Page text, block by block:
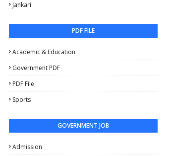
Jankari
PDF FILE
Academic & Education
Government PDF
PDF File
Sports
GOVERNMENT JOB
Admission